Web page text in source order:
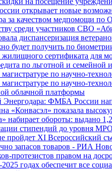
открывает новые
за качеством медпомощи
среди участников СВО
диспансеризация
будет получить по
сертификата для
по льготной и семейной
по научно-
по научно-
облачной платформы
ФМБА России
«Конвасэл» показала
набирает обороты: выдано
стипендий до уровня
XI Всероссийский
запасов товаров - РИА
протезистов правом на
годах обеспечит все